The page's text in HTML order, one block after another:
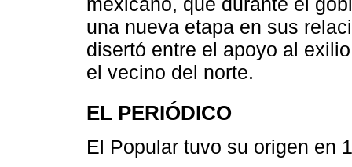
una nueva etapa en sus
disertó entre el apoyo al
el vecino del norte.
EL PERIÓDICO
El Popular tuvo su origen en